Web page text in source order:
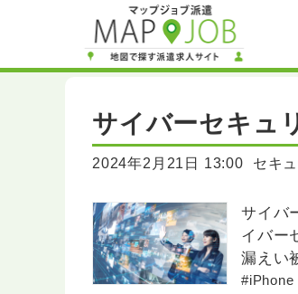
サイバーセキュ
2024年2月21日 13:00 セキ
サイバ
イバー
漏えい
月18日
#iPhone